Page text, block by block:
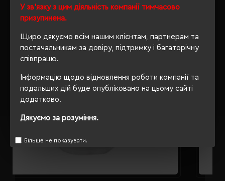
У зв'язку з цим діяльність компанії тимчасово
призупинена.
Щиро дякуємо всім нашим клієнтам, партнерам та
постачальникам за довіру, підтримку і багаторічну
співпрацю.
Інформацію щодо відновлення роботи компанії та
подальших дій буде опубліковано на цьому сайті
додатково.
Дякуємо за розуміння.
Більше не показувати.